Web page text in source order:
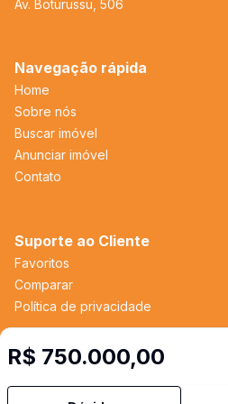
R$ 750.000,00
Av. Boturussu, 506
Navegação rápida
Home
Sobre nós
Buscar imóvel
Anunciar imóvel
Contato
Suporte ao Cliente
Favoritos
Comparar
Política de privacidade
Selo de